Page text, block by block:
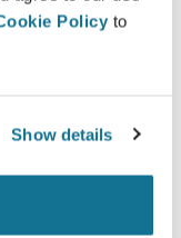
Policy to
Show details
phẫu thuật.*